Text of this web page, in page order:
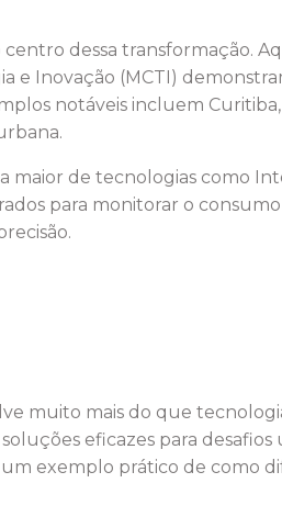
dessa transformação.
e Inovação (MCTI)
notáveis incluem
de tecnologias como
para monitorar o
muito mais do que
eficazes para
exemplo prático de como